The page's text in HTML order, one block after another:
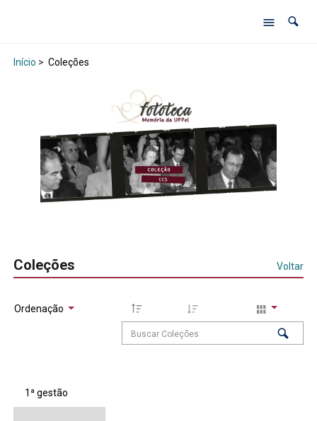
Início > Coleções
Coleções Voltar
Ordenação
1ª gestão